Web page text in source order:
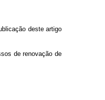
deste artigo
de renovação de